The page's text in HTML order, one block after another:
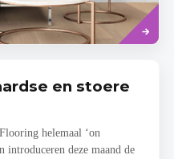
Lees
meer
en stoere
helemaal ‘on
deze maand de